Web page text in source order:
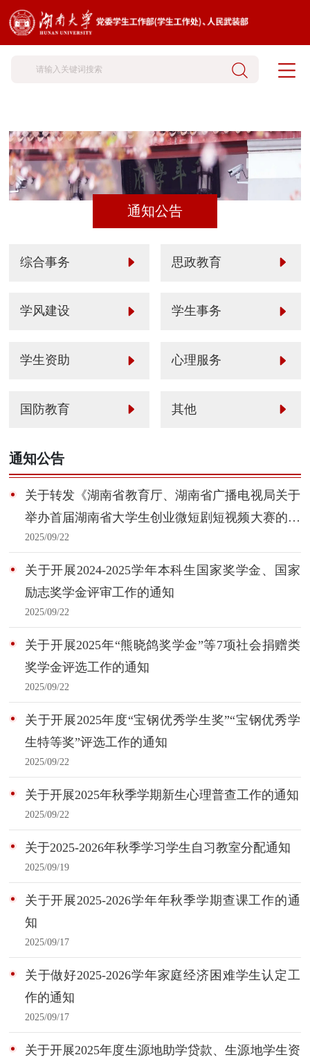
通知公告
综合事务 思政教育
学风建设 学生事务
学生资助 心理服务
国防教育 其他
通知公告
关于转发《湖南省教育厅、湖南省广播电视局关于
举办首届湖南省大学生创业微短剧短视频大赛的通
知》的通知
2025/09/22
关于开展2024-2025学年本科生国家奖学金、国家
励志奖学金评审工作的通知
2025/09/22
关于开展2025年“熊晓鸽奖学金”等7项社会捐赠类
奖学金评选工作的通知
2025/09/22
关于开展2025年度“宝钢优秀学生奖”“宝钢优秀学
生特等奖”评选工作的通知
2025/09/22
关于开展2025年秋季学期新生心理普查工作的通知
2025/09/22
关于2025-2026年秋季学习学生自习教室分配通知
2025/09/19
关于开展2025-2026学年年秋季学期查课工作的通
知
2025/09/17
关于做好2025-2026学年家庭经济困难学生认定工
作的通知
2025/09/17
关于开展2025年度生源地助学贷款、生源地学生资